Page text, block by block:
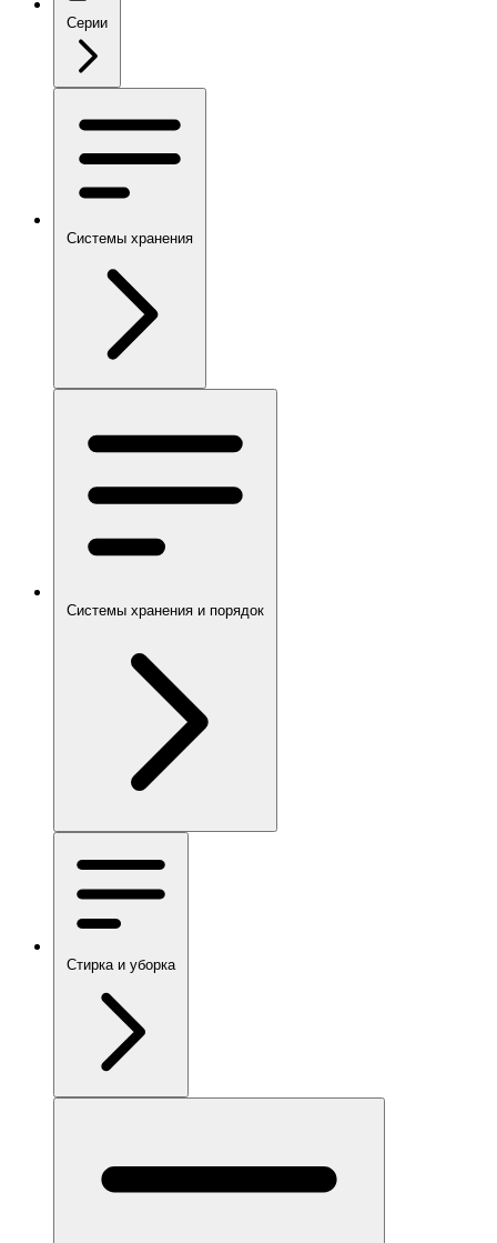
Серии
Системы хранения
Системы хранения и порядок
Стирка и уборка